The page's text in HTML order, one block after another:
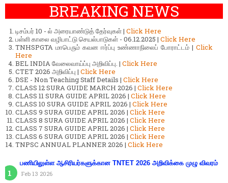
BREAKING NEWS
டிசம்பர் 10 - ல் அரையாண்டுத் தேர்வுகள் | Click Here
பள்ளி காலை வழிபாட்டு செயல்பாடுகள் - 06.12.2025 | Click Here
TNHSPGTA மாபெரும் கவன ஈர்ப்பு உண்ணாநிலைப் போராட்டம் | Click
Here
BEL INDIA வேலைவாய்ப்பு அறிவிப்பு. | Click Here
CTET 2026 அறிவிப்பு | Click Here
DSE - Non Teaching Staff Details | Click Here
CLASS 12 SURA GUIDE MARCH 2026 | Click Here
CLASS 11 SURA GUIDE APRIL 2026 | Click Here
CLASS 10 SURA GUIDE APRIL 2026 | Click Here
CLASS 9 SURA GUIDE APRIL 2026 | Click Here
CLASS 8 SURA GUIDE APRIL 2026 | Click Here
CLASS 7 SURA GUIDE APRIL 2026 | Click Here
CLASS 6 SURA GUIDE APRIL 2026 | Click Here
TNPSC ANNUAL PLANNER 2026 | Click Here
பணியிலுள்ள ஆசிரியர்களுக்கான TNTET 2026 அறிவிக்கை முழு விவரம்
Feb 13 2026